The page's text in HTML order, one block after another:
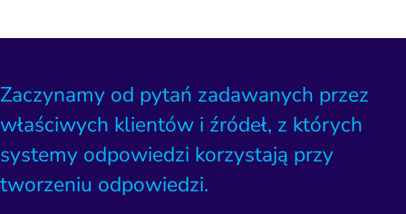
Zaczynamy od pytań zadawanych przez
właściwych klientów i źródeł, z których
systemy odpowiedzi korzystają przy
tworzeniu odpowiedzi.